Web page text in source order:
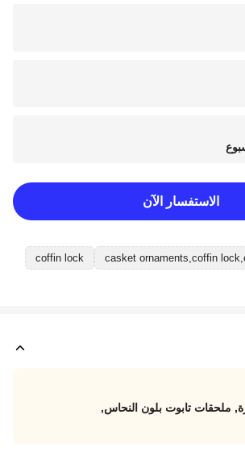
الاستفسار الآن
casket ornaments,coffin
coffin lock
, ملحقات تابوت بلون النحاس,